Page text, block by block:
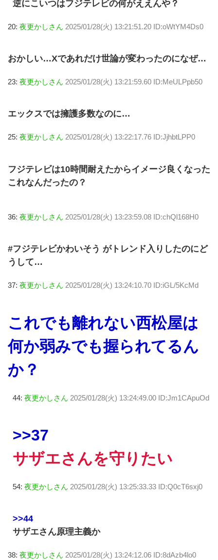
逆にこいつはフジテレビの何がええんや？
20: 夜更かしさん 2025/01/28(火) 13:21:51.20 ID:oWtYM4Ds0
おかしい…Xであれだけ世論が変わったのになぜ…
23: 夜更かしさん 2025/01/28(火) 13:21:59.60 ID:MeULPpb50
エックスでは擁護多数なのに…
25: 夜更かしさん 2025/01/28(火) 13:22:17.76 ID:JjhbtLPP0
フジテレビは10時間耐えたからイメージ良くなった
これなんだったの？
36: 夜更かしさん 2025/01/28(火) 13:23:59.08 ID:chQl168H0
#フジテレビかわいそう がトレンド入りしたのにど
うして…
37: 夜更かしさん 2025/01/28(火) 13:24:10.70 ID:iGL/5KcMd
これでも離れない西松屋は
何か弱みでも握られてるん
か？
44: 夜更かしさん 2025/01/28(火) 13:24:49.00 ID:Jm1CApuOd
>>37
サザエさんを守りたい
54: 夜更かしさん 2025/01/28(火) 13:25:33.33 ID:Q0cT6sxj0
>>44
サザエさん原理主義か
38: 夜更かしさん 2025/01/28(火) 13:24:12.06 ID:8dAzb4lo0